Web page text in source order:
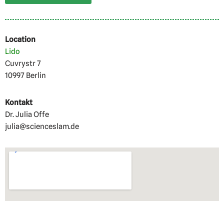
Location
Lido
Cuvrystr 7
10997 Berlin
Kontakt
Dr. Julia Offe
julia@scienceslam.de